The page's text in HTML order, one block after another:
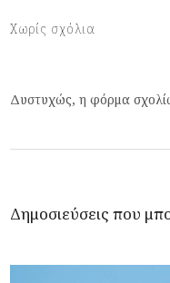
Χωρίς σχόλια
Δυστυχώς, η φόρμα
Δημοσιεύσεις που